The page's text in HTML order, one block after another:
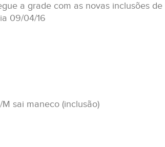
a grade com as novas inclusões
09/04/16
sai maneco (inclusão)